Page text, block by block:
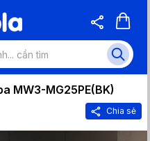
MW3-MG25PE(BK)
Chia sẻ